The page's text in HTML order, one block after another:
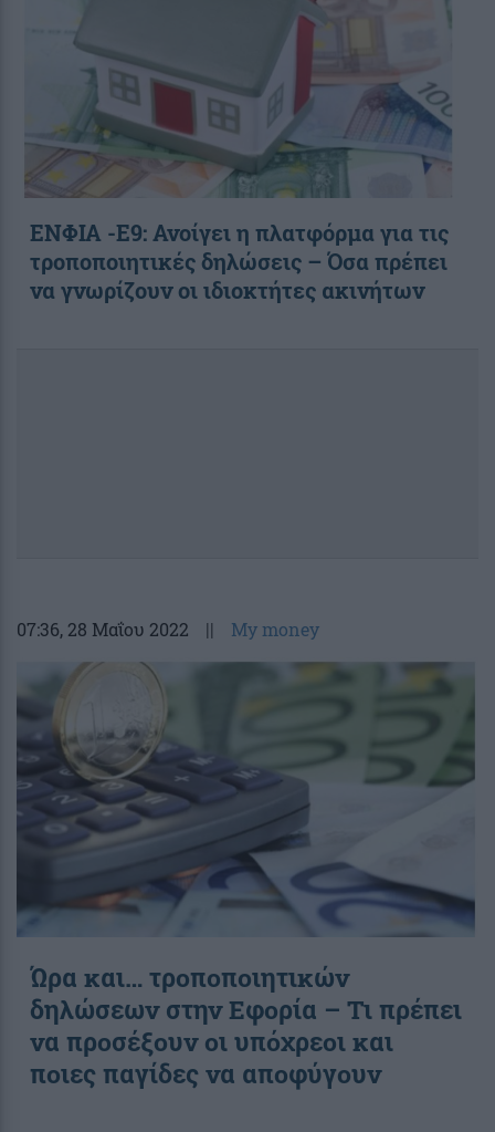
ΕΝΦΙΑ -E9: Ανοίγει η πλατφόρμα για τις
τροποποιητικές δηλώσεις – Όσα πρέπει
να γνωρίζουν οι ιδιοκτήτες ακινήτων
07:36, 28 Μαΐου 2022 || My money
Ώρα και… τροποποιητικών
δηλώσεων στην Εφορία – Τι πρέπει
να προσέξουν οι υπόχρεοι και
ποιες παγίδες να αποφύγουν